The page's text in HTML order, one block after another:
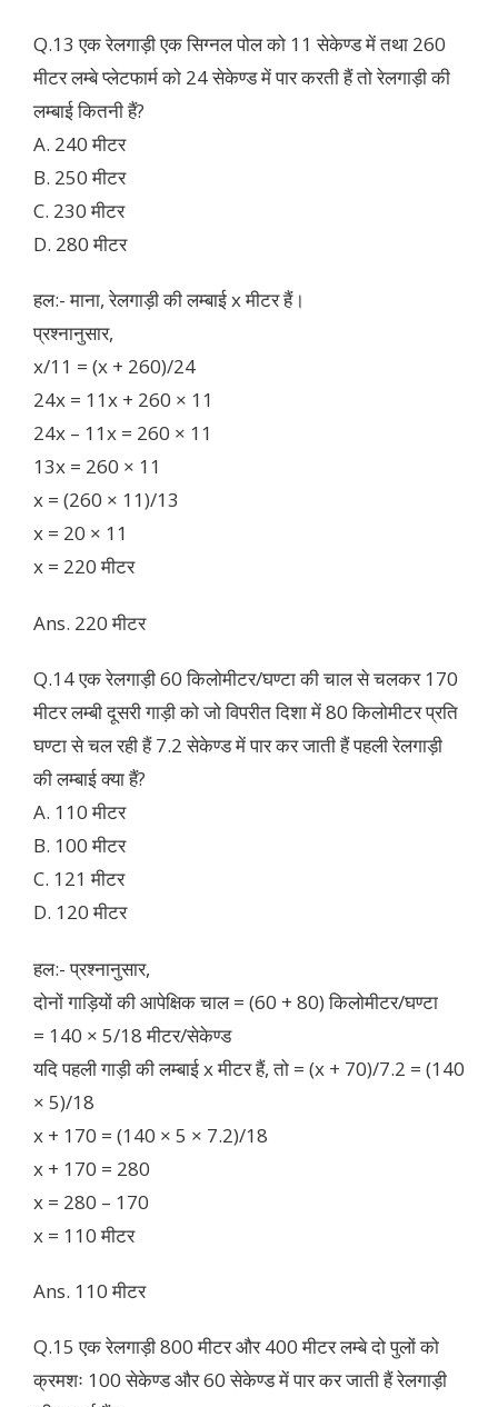
Q.13 एक रेलगाड़ी एक सिग्नल पोल को 11 सेकेण्ड में तथा 260
मीटर लम्बे प्लेटफार्म को 24 सेकेण्ड में पार करती हैं तो रेलगाड़ी की
लम्बाई कितनी हैं?
A. 240 मीटर
B. 250 मीटर
C. 230 मीटर
D. 280 मीटर
हल:- माना, रेलगाड़ी की लम्बाई x मीटर हैं।
प्रश्नानुसार,
x/11 = (x + 260)/24
24x = 11x + 260 × 11
24x – 11x = 260 × 11
13x = 260 × 11
x = (260 × 11)/13
x = 20 × 11
x = 220 मीटर
Ans. 220 मीटर
Q.14 एक रेलगाड़ी 60 किलोमीटर/घण्टा की चाल से चलकर 170
मीटर लम्बी दूसरी गाड़ी को जो विपरीत दिशा में 80 किलोमीटर प्रति
घण्टा से चल रही हैं 7.2 सेकेण्ड में पार कर जाती हैं पहली रेलगाड़ी
की लम्बाई क्या हैं?
A. 110 मीटर
B. 100 मीटर
C. 121 मीटर
D. 120 मीटर
हल:- प्रश्नानुसार,
दोनों गाड़ियों की आपेक्षिक चाल = (60 + 80) किलोमीटर/घण्टा
= 140 × 5/18 मीटर/सेकेण्ड
यदि पहली गाड़ी की लम्बाई x मीटर हैं, तो = (x + 70)/7.2 = (140
× 5)/18
x + 170 = (140 × 5 × 7.2)/18
x + 170 = 280
x = 280 – 170
x = 110 मीटर
Ans. 110 मीटर
Q.15 एक रेलगाड़ी 800 मीटर और 400 मीटर लम्बे दो पुलों को
क्रमशः 100 सेकेण्ड और 60 सेकेण्ड में पार कर जाती हैं रेलगाड़ी